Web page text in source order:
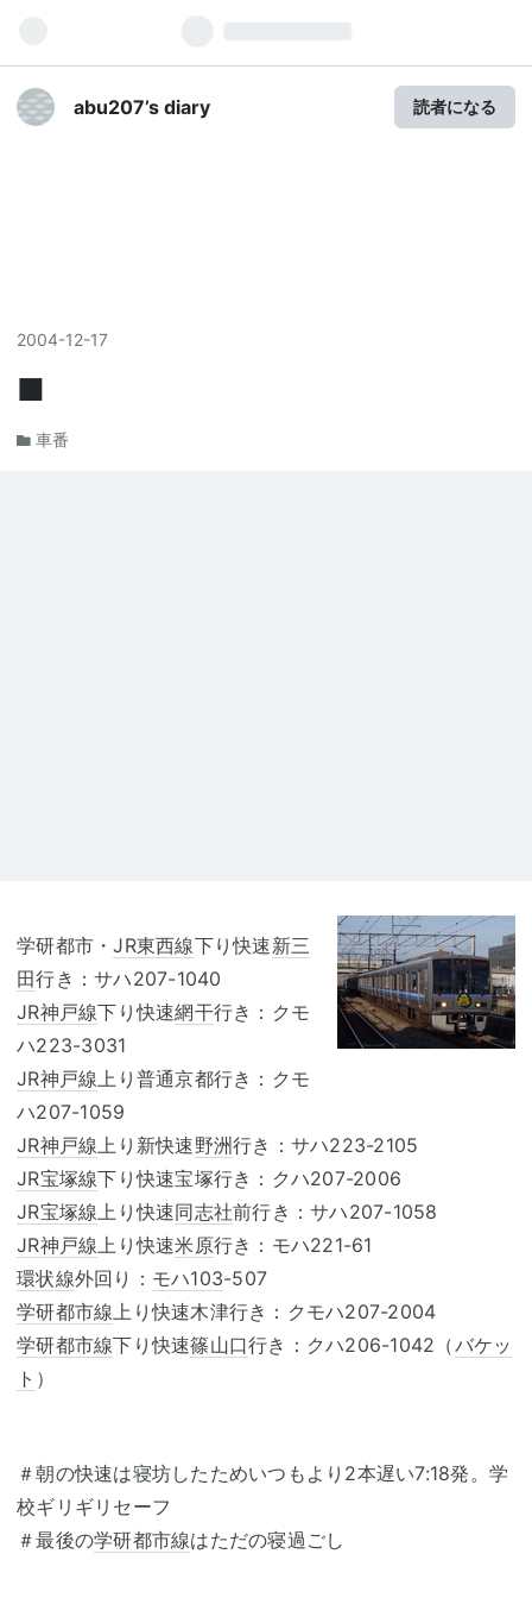
abu207’s diary 読者になる
2004-12-17
■
車番
学研都市・JR東西線下り快速新三
田行き：サハ207-1040
JR神戸線下り快速網干行き：クモ
ハ223-3031
JR神戸線上り普通京都行き：クモ
ハ207-1059
JR神戸線上り新快速野洲行き：サハ223-2105
JR宝塚線下り快速宝塚行き：クハ207-2006
JR宝塚線上り快速同志社前行き：サハ207-1058
JR神戸線上り快速米原行き：モハ221-61
環状線外回り： モハ103-507
学研都市線上り快速木津行き：クモハ207-2004
学研都市線下り快速篠山口行き：クハ206-1042（バケッ
ト ）
＃朝の快速は寝坊したためいつもより2本遅い7:18発。学
校ギリギリセーフ
＃最後の学研都市線はただの寝過ごし